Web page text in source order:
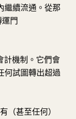
繼續流通。從那
門
計機制。它們會
何試圖轉出超過
（甚至任何）